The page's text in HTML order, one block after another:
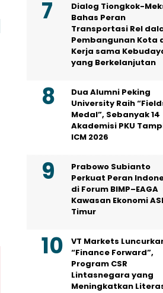
Dialog Tiongkok-
Bahas Peran
Transportasi Rel
Pembangunan Kota
Kerja sama
yang Berkelanjutan
Dua Alumni Peking
University Raih
Medal”, Sebanyak 14
Akademisi PKU
ICM 2026
Prabowo Subianto
Perkuat Peran
di Forum BIMP–EAGA
Kawasan Ekonomi
Timur
VT Markets
“Finance Forward”,
Program CSR
Lintasnegara yang
Meningkatkan